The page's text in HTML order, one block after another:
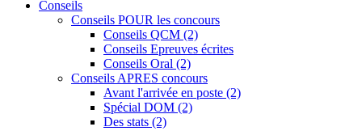
Conseils
Conseils POUR les concours
Conseils QCM (2)
Conseils Epreuves écrites
Conseils Oral (2)
Conseils APRES concours
Avant l'arrivée en poste (2)
Spécial DOM (2)
Des stats (2)